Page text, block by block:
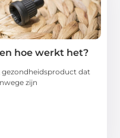
hoe werkt het?
dat
zijn